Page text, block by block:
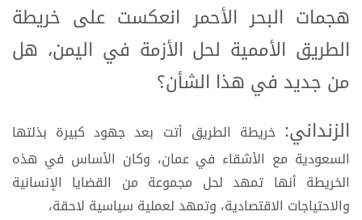
هجمات البحر الأحمر انعكست على خريطة
الطريق الأممية لحل الأزمة في اليمن، هل
من جديد في هذا الشأن؟
الزنداني: خريطة الطريق أتت بعد جهود كبيرة بذلتها
السعودية مع الأشقاء في عمان، وكان الأساس في هذه
الخريطة أنها تمهد لحل مجموعة من القضايا الإنسانية
والاحتياجات الاقتصادية، وتمهد لعملية سياسية لاحقة،